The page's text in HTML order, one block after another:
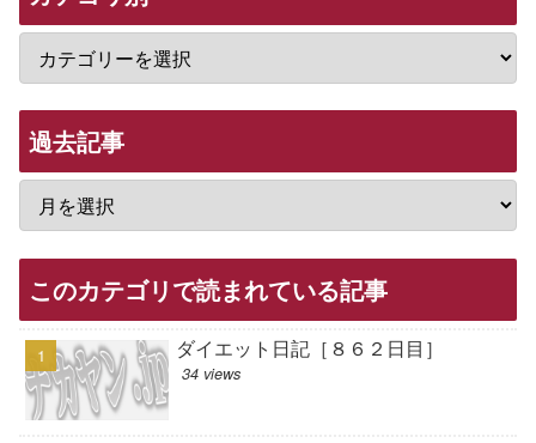
過去記事
このカテゴリで読まれている記事
ダイエット日記［８６２日目］
34 views